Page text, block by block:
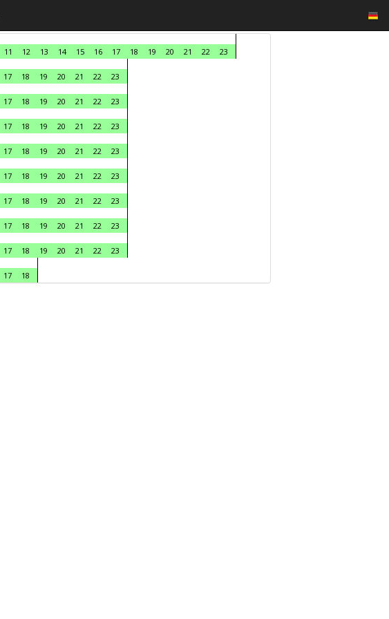
11 12 13 14 15 16 17 18 19 20 21 22
23
17 18 19 20 21 22
23
17 18 19 20 21 22
23
17 18 19 20 21 22
23
17 18 19 20 21 22
23
17 18 19 20 21 22
23
17 18 19 20 21 22
23
17 18 19 20 21 22
23
17 18 19 20 21 22
23
17 18